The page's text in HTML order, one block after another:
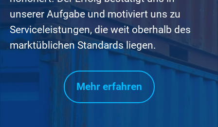
unserer Aufgabe und motiviert uns zu
Serviceleistungen, die weit oberhalb des
marktüblichen Standards liegen.
Mehr erfahren